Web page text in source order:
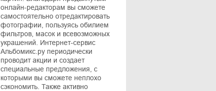
онлайн-редакторам вы сможете
самостоятельно отредактировать
фотографии, пользуясь обилием
фильтров, масок и всевозможных
украшений. Интернет-сервис
Альбомикс.ру периодически
проводит акции и создает
специальные предложения, с
которыми вы сможете неплохо
сэкономить. Также активно